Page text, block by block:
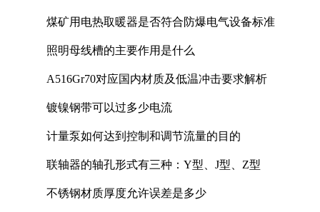
煤矿用电热取暖器是否符合防爆电气设备标准
照明母线槽的主要作用是什么
A516Gr70对应国内材质及低温冲击要求解析
镀镍钢带可以过多少电流
计量泵如何达到控制和调节流量的目的
联轴器的轴孔形式有三种：Y型、J型、Z型
不锈钢材质厚度允许误差是多少